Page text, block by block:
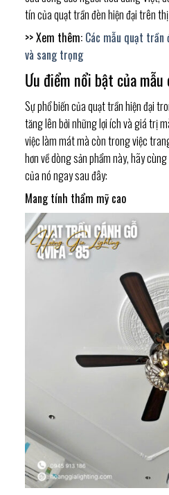
tín của quạt trần đèn hiện đại trên
>> Xem thêm: Các mẫu quạt
và sang trọng
Ưu điểm nổi bật của
Sự phổ biến của quạt trần hiện đại
tăng lên bởi những lợi ích và giá trị
việc làm mát mà còn trong việc
hơn về dòng sản phẩm này, hãy
của nó ngay sau đây:
Mang tính thẩm mỹ cao